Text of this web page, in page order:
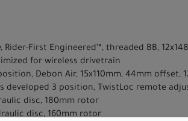
Rider-First Engineered™, threaded BB,
for wireless drivetrain
Debon Air, 15x110mm, 44mm offset,
developed 3 position, TwistLoc remote
disc, 180mm rotor
disc, 160mm rotor